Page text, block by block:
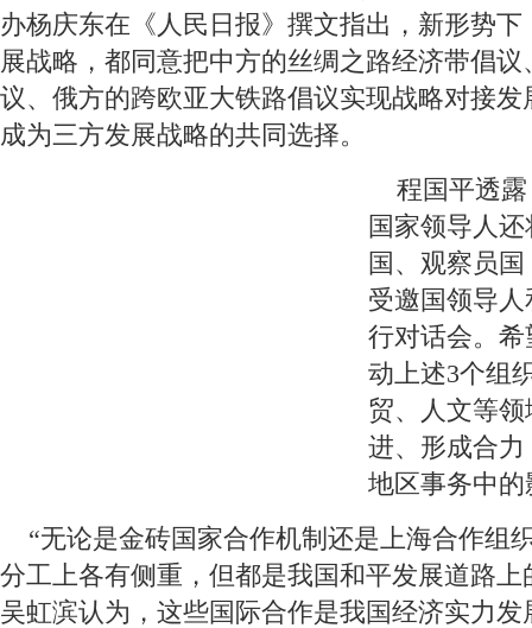
办杨庆东在《人民日报》撰文指出，新形势
展战略，都同意把中方的丝绸之路经济带倡
议、俄方的跨欧亚大铁路倡议实现战略对接
成为三方发展战略的共同选择。
程国平透露
国家领导人
国、观察员
受邀国领导
行对话会。
动上述3个组
贸、人文等
进、形成合
地区事务中
“无论是金砖国家合作机制还是上海合作组
分工上各有侧重，但都是我国和平发展道路上
吴虹滨认为，这些国际合作是我国经济实力